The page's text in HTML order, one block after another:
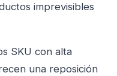
imprevisibles
SKU con alta
una reposición